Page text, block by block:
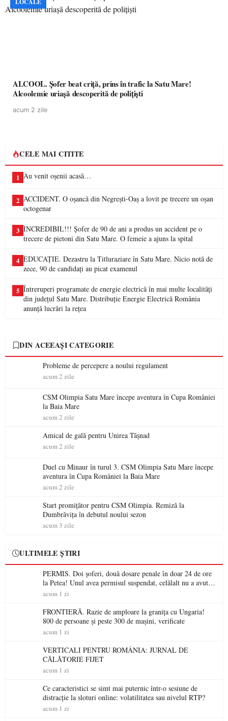
LOCALE
ALCOOL. Șofer beat criță, prins în trafic la Satu Mare!
Alcoolemie uriașă descoperită de polițiști
acum 2 zile
CELE MAI CITITE
1 Au venit oșenii acasă…
2 ACCIDENT. O oșancă din Negrești-Oaș a lovit pe trecere un oșan
octogenar
3 INCREDIBIL!!! Șofer de 90 de ani a produs un accident pe o
trecere de pietoni din Satu Mare. O femeie a ajuns la spital
4 EDUCAȚIE. Dezastru la Titluraziare în Satu Mare. Nicio notă de
zece, 90 de candidați au picat examenul
5 Întreruperi programate de energie electrică în mai multe localități
din județul Satu Mare. Distribuție Energie Electrică România
anunță lucrări la rețea
DIN ACEEAȘI CATEGORIE
Probleme de percepere a noului regulament
acum 2 zile
CSM Olimpia Satu Mare începe aventura în Cupa României
la Baia Mare
acum 2 zile
Amical de gală pentru Unirea Tășnad
acum 2 zile
Duel cu Minaur în turul 3. CSM Olimpia Satu Mare începe
aventura în Cupa României la Baia Mare
acum 2 zile
Start promițător pentru CSM Olimpia. Remiză la
Dumbrăvița în debutul noului sezon
acum 3 zile
ULTIMELE ȘTIRI
PERMIS. Doi șoferi, două dosare penale în doar 24 de ore
la Petea! Unul avea permisul suspendat, celălalt nu a avut
niciodată permis
acum 1 zi
FRONTIERĂ. Razie de amploare la granița cu Ungaria!
800 de persoane și peste 300 de mașini, verificate
acum 1 zi
VERTICALI PENTRU ROMÂNIA: JURNAL DE
CĂLĂTORIE FIJET
acum 1 zi
Ce caracteristici se simt mai puternic într-o sesiune de
distracție la sloturi online: volatilitatea sau nivelul RTP?
acum 1 zi